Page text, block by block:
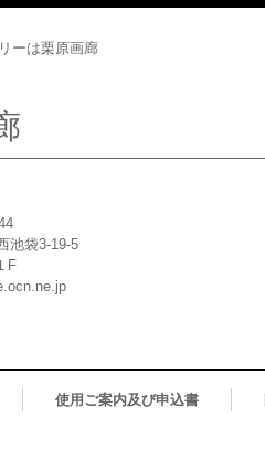
ーは栗原画廊
池袋3-19-5
F
使用ご案内及び申込書